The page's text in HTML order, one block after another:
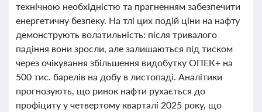
технічною необхідністю та прагненням забезпечити
енергетичну безпеку. На тлі цих подій ціни на нафту
демонструють волатильність: після тривалого
падіння вони зросли, але залишаються під тиском
через очікування збільшення видобутку ОПЕК+ на
500 тис. барелів на добу в листопаді. Аналітики
прогнозують, що ринок нафти рухається до
профіциту у четвертому кварталі 2025 року, що